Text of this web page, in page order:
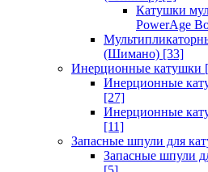
Катушки
PowerAge
(Шимано) [33]
Инерционные катушки
Инерционные
[27]
Инерционные
[11]
Запасные шпули для
Запасные шпули